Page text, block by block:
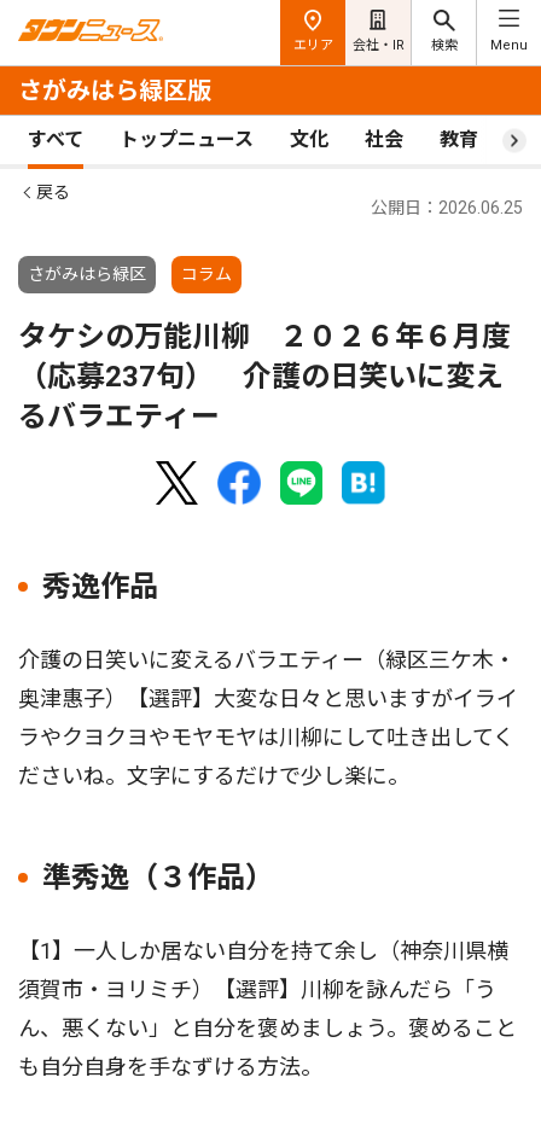
エリア 会社・IR 検索 Menu
さがみはら緑区版
すべて トップニュース 文化 社会 教育 ス
戻る
さがみはら緑区 コラム
公開日：2026.06.25
タケシの万能川柳 ２０２６年６月度
（応募237句） 介護の日笑いに変え
るバラエティー
秀逸作品
介護の日笑いに変えるバラエティー（緑区三ケ木・
奥津惠子）【選評】大変な日々と思いますがイライ
ラやクヨクヨやモヤモヤは川柳にして吐き出してく
ださいね。文字にするだけで少し楽に。
準秀逸（３作品）
【1】一人しか居ない自分を持て余し（神奈川県横
須賀市・ヨリミチ）【選評】川柳を詠んだら「う
ん、悪くない」と自分を褒めましょう。褒めること
も自分自身を手なずける方法。